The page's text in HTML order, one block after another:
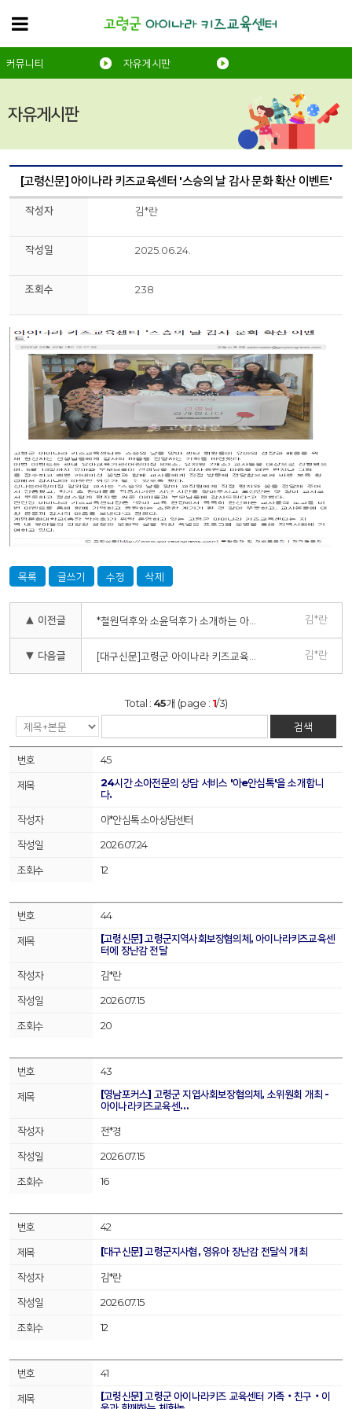
자유게시판
커뮤니티 자유게시판
[고령신문] 아이나라 키즈교육센터 '스승의 날 감사 문화 확산 이벤트'
작성자 김*란
작성일 2025.06.24.
조회수 238
목록 글쓰기 수정 삭제
▲ 이전글 *철원덕후와 소윤덕후가 소개하는 아이나라키즈교육센터* 김*란
▼ 다음글 [대구신문]고령군 아이나라 키즈교육센터, 스승의 날 감사 이벤트 실시 김*란
Total : 45개 (page : 1/3)
검색
45
24시간 소아전문의 상담 서비스 '아e안심톡'을 소개합니
다.
아*안심톡 소아상담센터
2026.07.24
12
44
[고령신문] 고령군지역사회보장협의체, 아이나라키즈교육센
터에 장난감 전달
김*란
2026.07.15
20
43
[영남포커스] 고령군 지엽사회보장협의체, 소위원회 개최 -
아이나라키즈교육센…
전*경
2026.07.15
16
42
[대구신문] 고령군지사협, 영유아 장난감 전달식 개최
김*란
2026.07.15
12
41
[고령신문] 고령군 아이나라키즈 교육센터 가족‧친구‧이